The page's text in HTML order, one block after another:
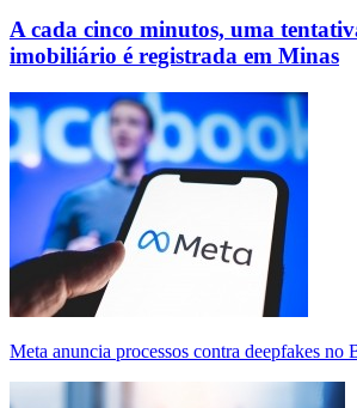
A cada cinco minutos, uma
imobiliário é registrada em Minas
Meta anuncia processos contra deepfakes no